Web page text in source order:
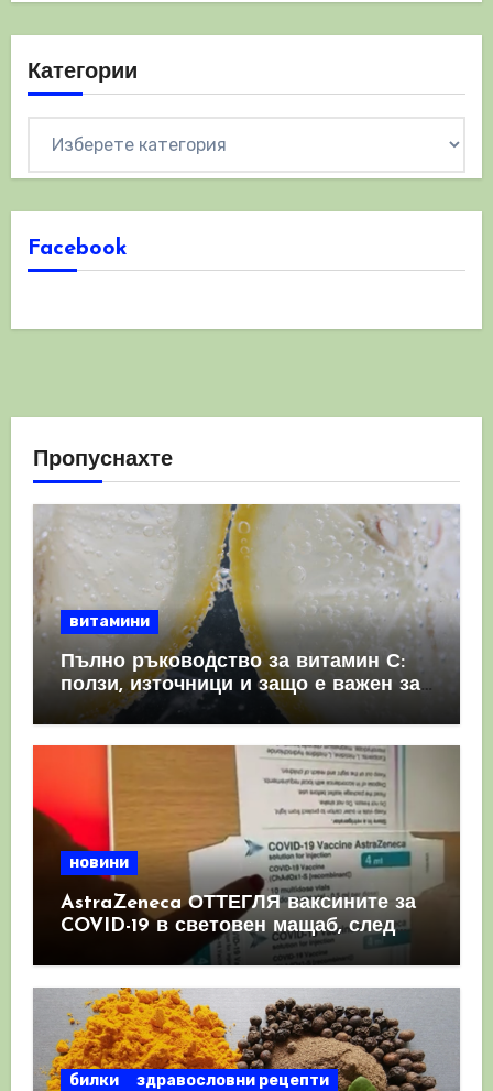
Категории
Facebook
Пропуснахте
витамини
Пълно ръководство за витамин С:
ползи, източници и защо е важен за
имунната система
новини
AstraZeneca ОТТЕГЛЯ ваксините за
COVID-19 в световен мащаб, след
като призна, че те причиняват
билки
здравословни рецепти